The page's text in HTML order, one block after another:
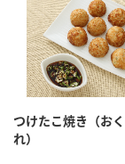
つけたこ焼き（お
れ）